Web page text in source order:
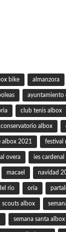
bike almanzora
ayuntamiento
club tenis albox
conservatorio albox
albox 2021 festival
overa ies cardenal
macael navidad
rio oria
scouts albox
semana santa